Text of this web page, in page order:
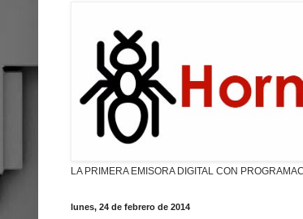
LA PRIMERA EMISORA DIGITAL CON
lunes, 24 de febrero de 2014